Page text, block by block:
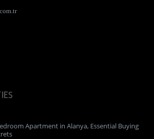
Apartment in Alanya, Essential Buying